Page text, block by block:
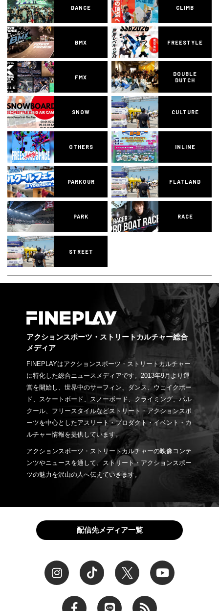
DANCE CLIMB
BMX FREESTYLE
FMX
DOUBLE
DUTCH
SNOW CULTURE
OTHERS INLINE
PARKOUR FLATLAND
PARK RACE
STREET
アクションスポーツ・ストリートカルチャー総合
メディア
FINEPLAYはアクションスポーツ・ストリートカルチャー
に特化した総合ニュースメディアです。2013年9月より運
営を開始し、世界中のサーフィン、ダンス、ウェイクボー
ド、スケートボード、スノーボード、クライミング、パル
クール、フリースタイルなどストリート・アクションスポ
ーツを中心としたアスリート・プロダクト・イベント・カ
ルチャー情報を提供しています。
アクションスポーツ・ストリートカルチャーの映像コンテ
ンツやニュースを通して、ストリート・アクションスポー
ツの魅力を沢山の人へ伝えていきます。
配信先メディア一覧